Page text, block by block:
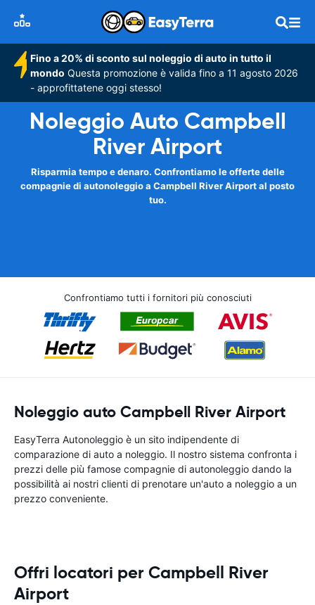
Fino a 20% di sconto sul noleggio di auto in tutto il
mondo Questa promozione è valida fino a 11 agosto 2026
- approfittatene oggi stesso!
Noleggio Auto Campbell
River Airport
Risparmia tempo e denaro. Confrontiamo le offerte delle
compagnie di autonoleggio a Campbell River Airport al posto
tuo.
Confrontiamo tutti i fornitori più conosciuti
Noleggio auto Campbell River Airport
EasyTerra Autonoleggio è un sito indipendente di
comparazione di auto a noleggio. Il nostro sistema confronta i
prezzi delle più famose compagnie di autonoleggio dando la
possibilità ai nostri clienti di prenotare un'auto a noleggio a un
prezzo conveniente.
Offri locatori per Campbell River
Airport